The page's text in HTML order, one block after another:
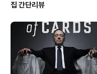
집 간단리뷰